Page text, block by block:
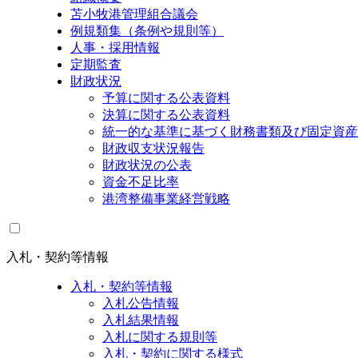
苫小牧港管理組合議会
例規類集（条例や規則等）
人事・採用情報
定期監査
財政状況
予算に関する公表資料
決算に関する公表資料
統一的な基準に基づく財務書類及び固定資
財政収支状況報告
財政状況の公表
資金不足比率
港湾整備事業経営戦略
入札・契約等情報
入札・契約等情報
入札公告情報
入札結果情報
入札に関する規則等
入札・契約に関する様式